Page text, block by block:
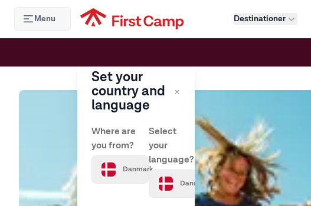
Hoppa till huvudinnehåll
Menu Destinationer
Set your
country and
language
Where are
you from?
Danmark
Select
your
language?
Dansk